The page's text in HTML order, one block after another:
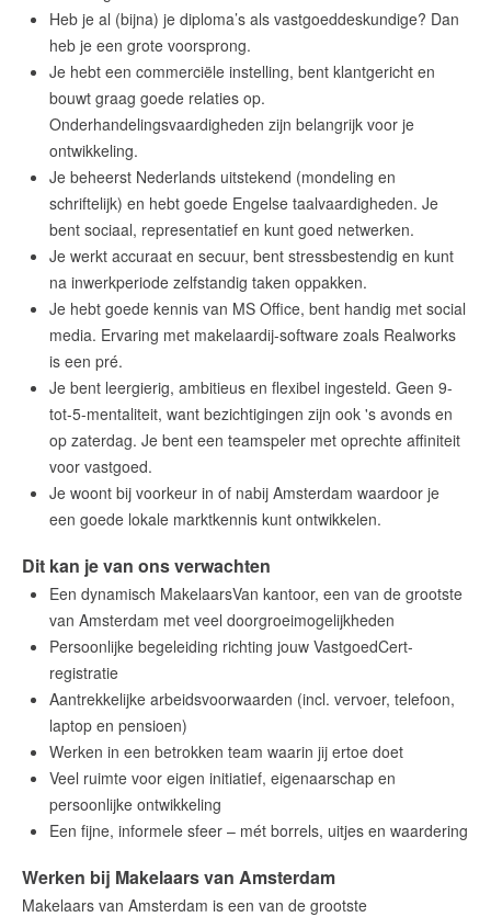
amsterdam@makelaarsvan.nl
+31 (0)20 333 11 10
English?
Heb je al (bijna) je diploma’s als vastgoeddeskundige? Dan
heb je een grote voorsprong.
Je hebt een commerciële instelling, bent klantgericht en
bouwt graag goede relaties op.
Onderhandelingsvaardigheden zijn belangrijk voor je
ontwikkeling.
Je beheerst Nederlands uitstekend (mondeling en
schriftelijk) en hebt goede Engelse taalvaardigheden. Je
bent sociaal, representatief en kunt goed netwerken.
Je werkt accuraat en secuur, bent stressbestendig en kunt
na inwerkperiode zelfstandig taken oppakken.
Je hebt goede kennis van MS Office, bent handig met social
media. Ervaring met makelaardij-software zoals Realworks
is een pré.
Je bent leergierig, ambitieus en flexibel ingesteld. Geen 9-
tot-5-mentaliteit, want bezichtigingen zijn ook 's avonds en
op zaterdag. Je bent een teamspeler met oprechte affiniteit
voor vastgoed.
Je woont bij voorkeur in of nabij Amsterdam waardoor je
een goede lokale marktkennis kunt ontwikkelen.
Dit kan je van ons verwachten
Een dynamisch MakelaarsVan kantoor, een van de grootste
van Amsterdam met veel doorgroeimogelijkheden
Persoonlijke begeleiding richting jouw VastgoedCert-
registratie
Aantrekkelijke arbeidsvoorwaarden (incl. vervoer, telefoon,
laptop en pensioen)
Werken in een betrokken team waarin jij ertoe doet
Veel ruimte voor eigen initiatief, eigenaarschap en
persoonlijke ontwikkeling
Een fijne, informele sfeer – mét borrels, uitjes en waardering
Werken bij Makelaars van Amsterdam
Makelaars van Amsterdam is een van de grootste